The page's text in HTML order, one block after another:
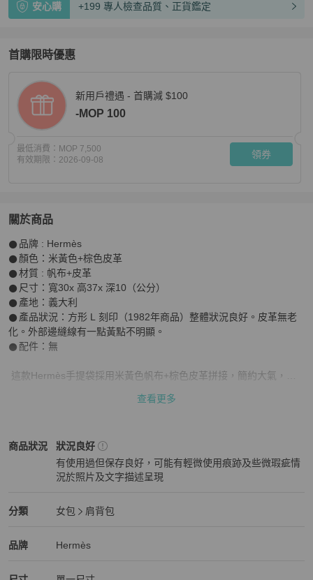
安心購 +199 專人檢查品質、正貨鑑定
首購限時優惠
新用戶禮遇 - 首購減 $100
-MOP 100
最低消費： MOP 7,500
有效期限： 2026-09-08 領券
關於商品
關於【赫蒂國際精品】 Hermès 愛馬仕 麻質百褶托特包
𒊹︎品牌 : Hermès
𒊹︎顏色：米黃色+棕色皮革
𒊹︎材質 : 帆布+皮革
𒊹︎尺寸：寬30x 高37x 深10（公分）
𒊹︎產地：義大利
𒊹︎產品狀況：方形 L 刻印（1982年商品）整體狀況良好。皮革無老
化。外部邊縫線有一點黃點不明顯。
𒊹︎配件：無
這款Hermès手提袋採用米黃色帆布+棕色皮革拼接，簡約大氣，百
行都很實用。皮革手把柔軟耐用，手提肩背都OK，帆布材質輕巧清
📌貨源來自日本已認證的中古店及精品市場
📌商品皆為實拍，不使用濾鏡，已盡力呈現！
文，能接受再下單，高標勿入！
📌新竹實體店面，購買安心
查看更多
商品狀況
Hermès女包商品狀態與細節
狀況良好
有使用過但保存良好，可能有輕微使用痕跡及些微瑕疵情
況於照片及文字描述呈現
分類
Hermès 女包分類資訊
女包
肩背包
品牌
Hermès 精品女包品牌介紹
Hermès
Hermès 推薦清單